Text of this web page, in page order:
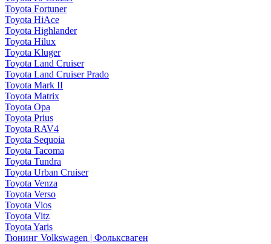
Toyota Fortuner
Toyota HiAce
Toyota Highlander
Toyota Hilux
Toyota Kluger
Toyota Land Cruiser
Toyota Land Cruiser Prado
Toyota Mark II
Toyota Matrix
Toyota Opa
Toyota Prius
Toyota RAV4
Toyota Sequoia
Toyota Tacoma
Toyota Tundra
Toyota Urban Cruiser
Toyota Venza
Toyota Verso
Toyota Vios
Toyota Vitz
Toyota Yaris
Тюнинг Volkswagen | Фольксваген